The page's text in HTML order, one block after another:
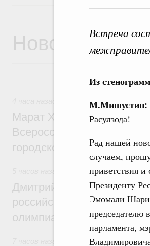
Встреча
Из
М.Мишустин:
Расулзода!
Рад нашей
случаем,
приветствия
Президенту
Эмомали
председателю
парламента,
Новости
Экономика городов.
Марат Хуснуллин провёл
Всероссийского
городской среды
Отрасль
Дмитрий Чернышенко и
российскую сборную с
олимпиаде по
Общие вопросы